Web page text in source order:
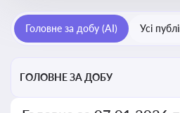
Головне за добу (AI) Усі
ГОЛОВНЕ ЗА ДОБУ